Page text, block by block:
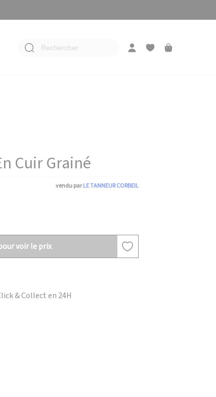
Rechercher
Cuir Grainé
vendu parLE TANNEUR CORBEIL
voir le prix
& Collect en 24H